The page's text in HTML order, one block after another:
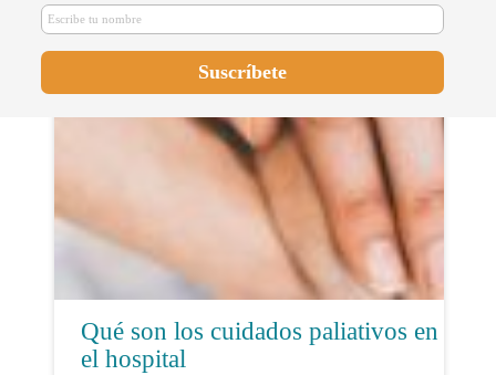
sus funciones?
Qué son los cuidados paliativos en
el hospital